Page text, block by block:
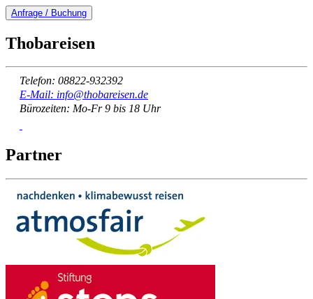
Anfrage / Buchung
Thobareisen
Telefon: 08822-932392
E-Mail: info@thobareisen.de
Bürozeiten: Mo-Fr 9 bis 18 Uhr
Partner